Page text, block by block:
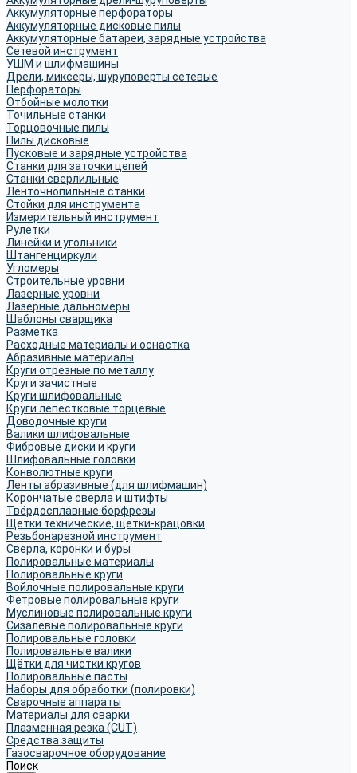
Аккумуляторные перфораторы
Аккумуляторные дисковые пилы
Аккумуляторные батареи, зарядные устройства
Сетевой инструмент
УШМ и шлифмашины
Дрели, миксеры, шуруповерты сетевые
Перфораторы
Отбойные молотки
Точильные станки
Торцовочные пилы
Пилы дисковые
Пусковые и зарядные устройства
Станки для заточки цепей
Станки сверлильные
Ленточнопильные станки
Стойки для инструмента
Измерительный инструмент
Рулетки
Линейки и угольники
Штангенциркули
Угломеры
Строительные уровни
Лазерные уровни
Лазерные дальномеры
Шаблоны сварщика
Разметка
Расходные материалы и оснастка
Абразивные материалы
Круги отрезные по металлу
Круги зачистные
Круги шлифовальные
Круги лепестковые торцевые
Доводочные круги
Валики шлифовальные
Фибровые диски и круги
Шлифовальные головки
Конволютные круги
Ленты абразивные (для шлифмашин)
Корончатые сверла и штифты
Твёрдосплавные борфрезы
Щетки технические, щетки-крацовки
Резьбонарезной инструмент
Сверла, коронки и буры
Полировальные материалы
Полировальные круги
Войлочные полировальные круги
Фетровые полировальные круги
Муслиновые полировальные круги
Cизалевые полировальные круги
Полировальные головки
Полировальные валики
Щётки для чистки кругов
Полировальные пасты
Наборы для обработки (полировки)
Сварочные аппараты
Материалы для сварки
Плазменная резка (CUT)
Средства защиты
Газосварочное оборудование
Поиск